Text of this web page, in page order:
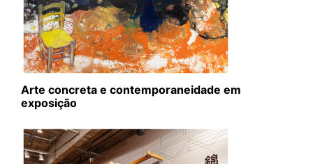
Arte concreta e contemporaneidade em
exposição